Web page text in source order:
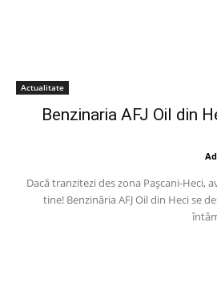
Actualitate
Benzinaria AFJ Oil din
Dacă tranzitezi des zona Pașcani-Heci,
tine! Benzinăria AFJ Oil din Heci se